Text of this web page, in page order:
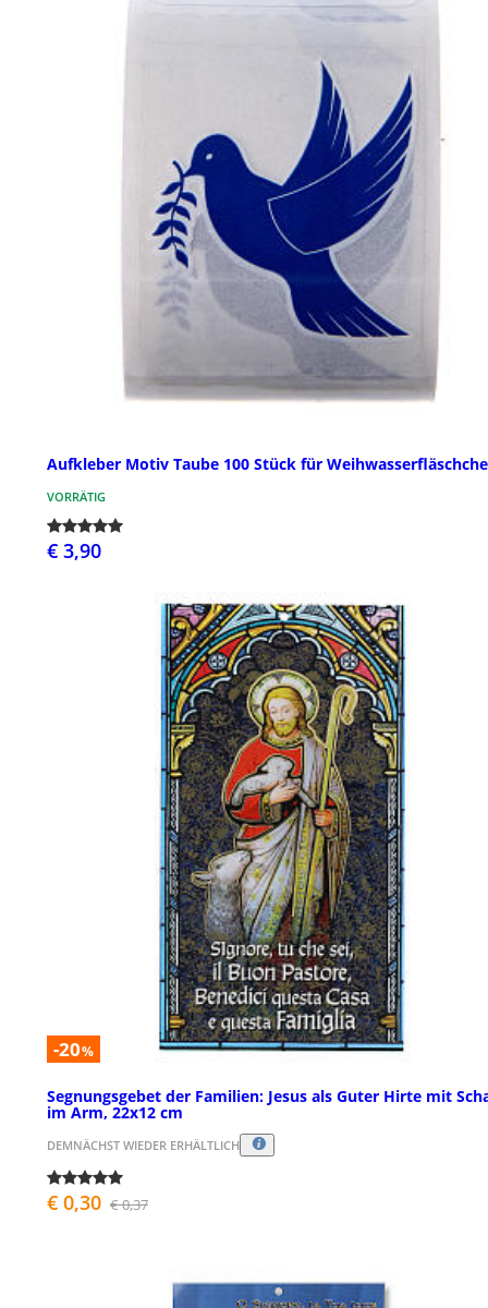
Aufkleber Motiv Taube 100 Stück für
VORRÄTIG
€ 3,90
-20%
Segnungsgebet der Familien: Jesus als Guter Hirte mit
im Arm, 22x12 cm
DEMNÄCHST WIEDER ERHÄLTLICH
€ 0,30 € 0,37